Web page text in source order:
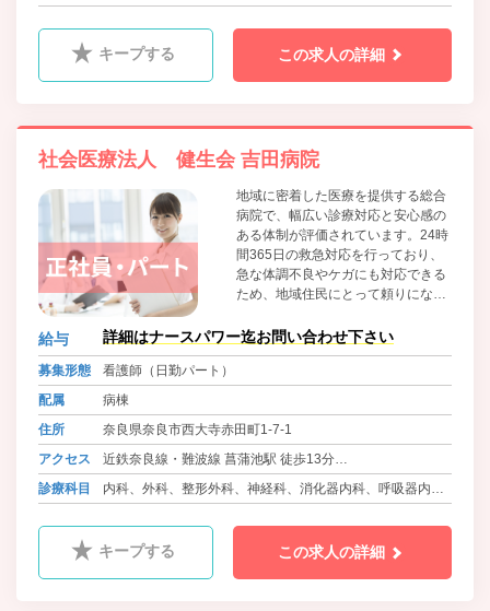
科、ﾘﾊﾋﾞﾘﾃｰｼｮﾝ科、麻酔科、放射線科
キープする この求人の詳細
社会医療法人 健生会 吉田病院
地域に密着した医療を提供する総合
病院で、幅広い診療対応と安心感の
ある体制が評価されています。24時
間365日の救急対応を行っており、
急な体調不良やケガにも対応できる
ため、地域住民にとって頼りになる
て精神科にも力を入れており、身体
と心の両面を同時に診てもらえる点
給与 詳細はナースパワー迄お問い合わせ下さい
募集形態
看護師（日勤パート）
配属
病棟
住所
奈良県奈良市西大寺赤田町1-7-1
アクセス
近鉄奈良線・難波線 菖蒲池駅 徒歩13分
近鉄奈良線・難波線、近鉄京都線 大和西大寺駅よりバス10
診療科目
内科、外科、整形外科、神経科、消化器内科、呼吸器内
科、ﾘﾊﾋﾞﾘﾃｰｼｮﾝ科、麻酔科、放射線科
キープする この求人の詳細